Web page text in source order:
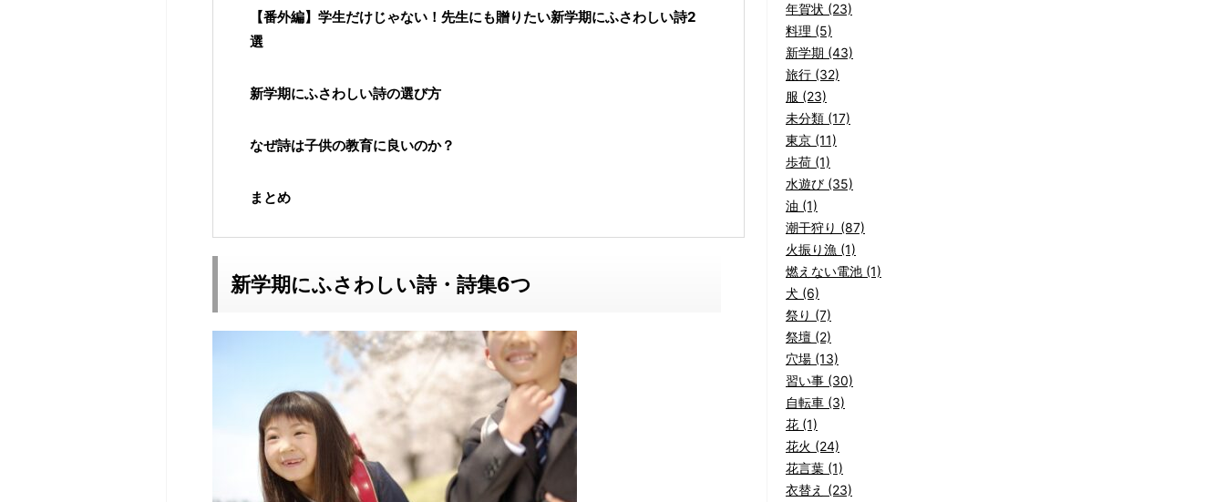
【番外編】学生だけじゃない！先生にも贈りたい新学期にふさわしい詩2
選
新学期にふさわしい詩の選び方
なぜ詩は子供の教育に良いのか？
まとめ
新学期にふさわしい詩・詩集6つ
年賀状 (23)
料理 (5)
新学期 (43)
旅行 (32)
服 (23)
未分類 (17)
東京 (11)
歩荷 (1)
水遊び (35)
油 (1)
潮干狩り (87)
火振り漁 (1)
燃えない電池 (1)
犬 (6)
祭り (7)
祭壇 (2)
穴場 (13)
習い事 (30)
自転車 (3)
花 (1)
花火 (24)
花言葉 (1)
衣替え (23)